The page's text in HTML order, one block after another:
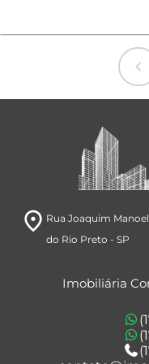
chevron_left
room Rua Joaquim
do Rio Preto - SP
Imobiliária